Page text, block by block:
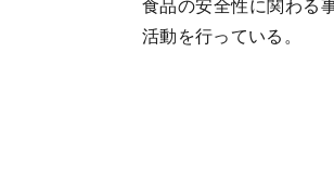
活動を行っている。